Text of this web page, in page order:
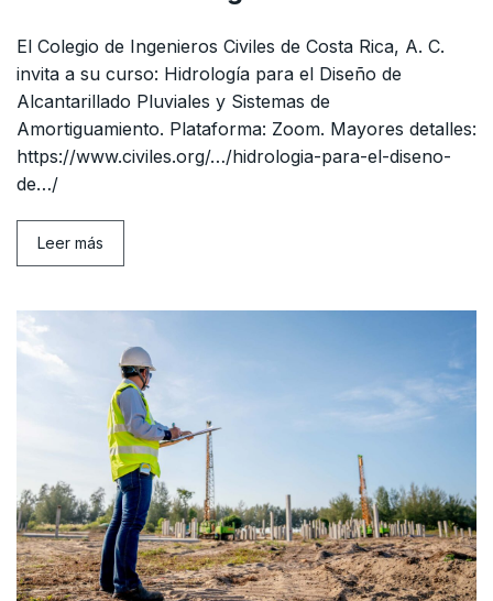
El Colegio de Ingenieros Civiles de Costa Rica, A. C.
invita a su curso: Hidrología para el Diseño de
Alcantarillado Pluviales y Sistemas de
Amortiguamiento. Plataforma: Zoom. Mayores detalles:
https://www.civiles.org/…/hidrologia-para-el-diseno-
de…/
Leer más